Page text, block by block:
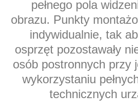
pełnego pola
obrazu. Punkty
indywidualnie, tak
osprzęt pozostawały
osób postronnych przy
wykorzystaniu
technicznych